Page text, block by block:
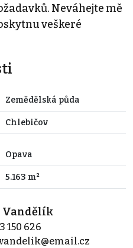
Neváhejte mě
veškeré
Zemědělská půda
Chlebičov
Opava
5.163 m²
Vandělík
150 626